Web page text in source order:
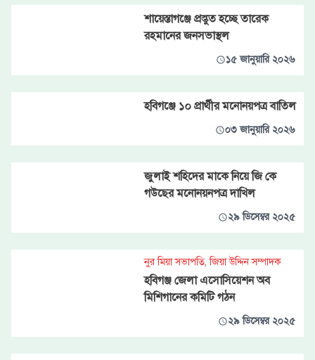
শায়েস্তাগঞ্জে প্রস্তুত হচ্ছে তারেক
রহমানের জনসভাস্থল
১৫ জানুয়ারি ২০২৬
হবিগঞ্জে ১০ প্রার্থীর মনোনয়পত্র বাতিল
০৩ জানুয়ারি ২০২৬
জুলাই শহিদের মাকে নিয়ে জি কে
গউছের মনোনয়নপত্র দাখিল
২৯ ডিসেম্বর ২০২৫
নুর মিয়া সভাপতি, জিয়া উদ্দিন সম্পাদক
হবিগঞ্জ জেলা এসোসিয়েশন অব
মিশিগানের কমিটি গঠন
২৯ ডিসেম্বর ২০২৫